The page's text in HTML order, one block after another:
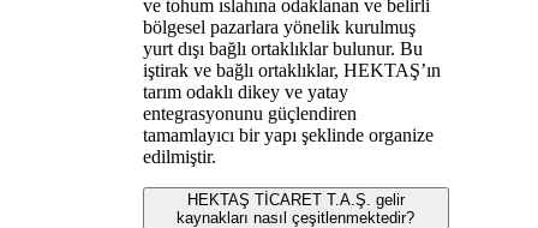
ve tohum ıslahına odaklanan ve belirli
bölgesel pazarlara yönelik kurulmuş
yurt dışı bağlı ortaklıklar bulunur. Bu
iştirak ve bağlı ortaklıklar, HEKTAŞ’ın
tarım odaklı dikey ve yatay
entegrasyonunu güçlendiren
tamamlayıcı bir yapı şeklinde organize
edilmiştir.
HEKTAŞ TİCARET T.A.Ş. gelir
kaynakları nasıl çeşitlenmektedir?